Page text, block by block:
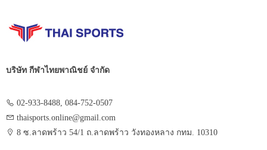
บริษัท กีฬาไทยพาณิชย์ จำกัด
02-933-8488, 084-752-0507
thaisports.online@gmail.com
8 ซ.ลาดพร้าว 54/1 ถ.ลาดพร้าว วังทองหลาง กทม. 10310